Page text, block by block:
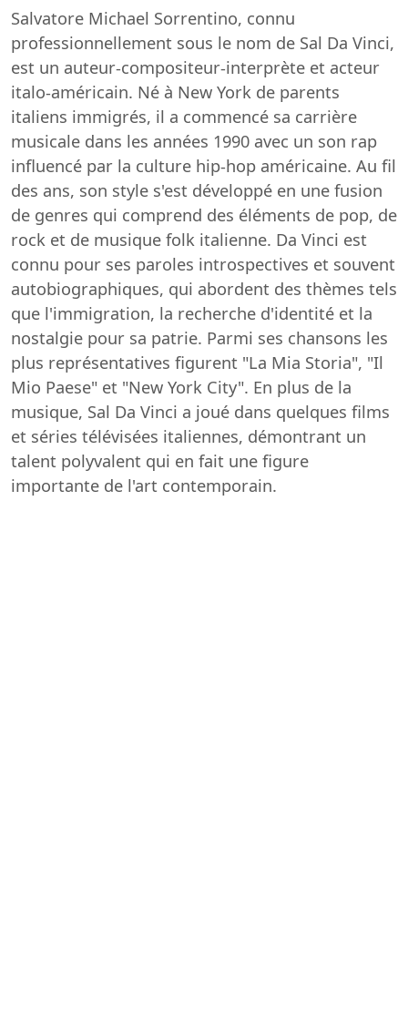
Salvatore Michael Sorrentino, connu
professionnellement sous le nom de Sal Da Vinci,
est un auteur-compositeur-interprète et acteur
italo-américain. Né à New York de parents
italiens immigrés, il a commencé sa carrière
musicale dans les années 1990 avec un son rap
influencé par la culture hip-hop américaine. Au fil
des ans, son style s'est développé en une fusion
de genres qui comprend des éléments de pop, de
rock et de musique folk italienne. Da Vinci est
connu pour ses paroles introspectives et souvent
autobiographiques, qui abordent des thèmes tels
que l'immigration, la recherche d'identité et la
nostalgie pour sa patrie. Parmi ses chansons les
plus représentatives figurent "La Mia Storia", "Il
Mio Paese" et "New York City". En plus de la
musique, Sal Da Vinci a joué dans quelques films
et séries télévisées italiennes, démontrant un
talent polyvalent qui en fait une figure
importante de l'art contemporain.